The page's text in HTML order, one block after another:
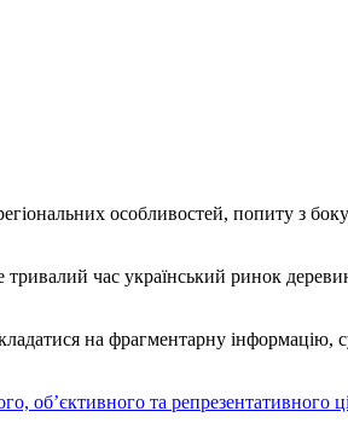
особливостей, попиту з
час український ринок
на фрагментарну інформацію,
об’єктивного та репрезентативного